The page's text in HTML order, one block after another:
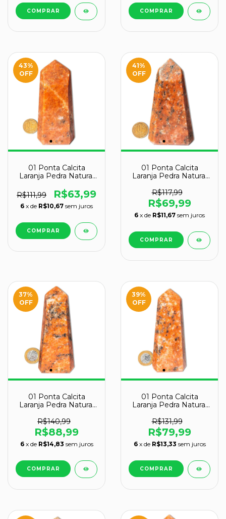
43%
OFF
01 Ponta Calcita
Laranja Pedra Natural
R$111,99
R$63,99
6 x de R$10,67 sem juros
41%
OFF
01 Ponta Calcita
Laranja Pedra Natural
R$117,99
R$69,99
6 x de R$11,67 sem juros
37%
OFF
01 Ponta Calcita
Laranja Pedra Natural
R$140,99
R$88,99
6 x de R$14,83 sem juros
39%
OFF
01 Ponta Calcita
Laranja Pedra Natural
R$131,99
R$79,99
6 x de R$13,33 sem juros